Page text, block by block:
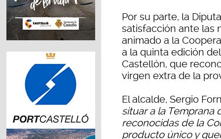
Por su parte, la
satisfacción ante las
animado a la
a la quinta edición
Castellón, que
virgen extra de la
El alcalde, Sergio
situar a la Temprana
reconocidas de la
producto único y